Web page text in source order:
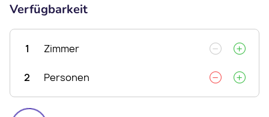
Verfügbarkeit
1 Zimmer
2 Personen